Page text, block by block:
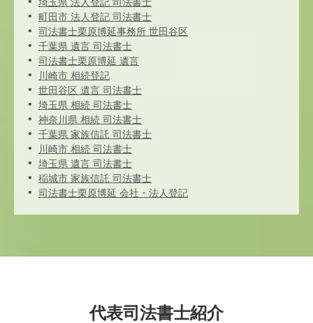
町田市 法人登記 司法書士
司法書士栗原博延事務所 世田谷区
千葉県 遺言 司法書士
司法書士栗原博延 遺言
川崎市 相続登記
世田谷区 遺言 司法書士
埼玉県 相続 司法書士
神奈川県 相続 司法書士
千葉県 家族信託 司法書士
川崎市 相続 司法書士
埼玉県 遺言 司法書士
稲城市 家族信託 司法書士
司法書士栗原博延 会社・法人登記
代表司法書士紹介